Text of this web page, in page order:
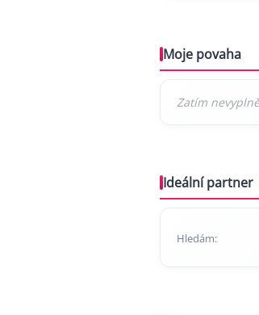
Moje povaha
Ideální partner
Hledám: